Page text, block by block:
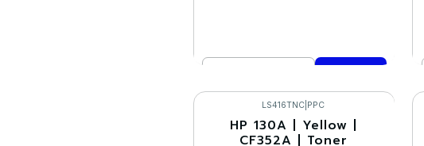
Comprar ahora
-30%
LS416TNC PPC
HP 130A | Yellow |
CF352A | Toner